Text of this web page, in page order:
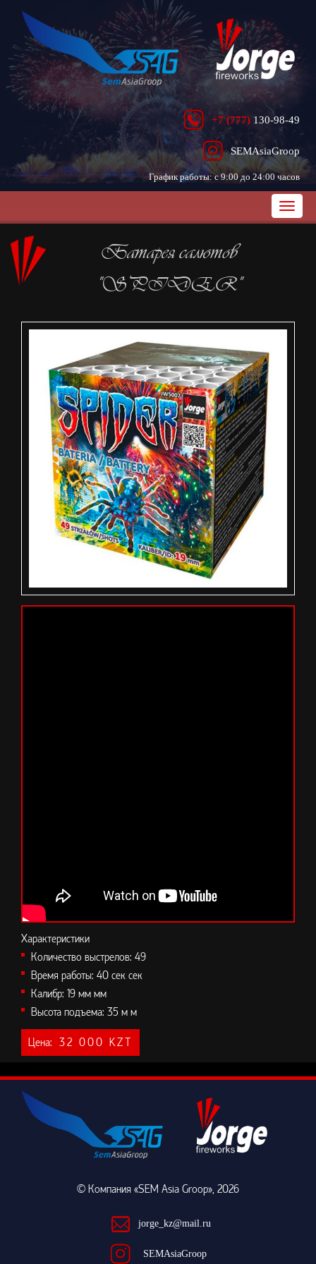
+7 (777)130-98-49
SEMAsiaGroop
График работы: с 9:00 до 24:00 часов
Батарея салютов
"SPIDER"
Характеристики
Количество выстрелов: 49
Время работы: 40 сек сек
Калибр: 19 мм мм
Высота подъема: 35 м м
Цена: 32 000 KZT
© Компания «SEM Asia Groop», 2026
jorge_kz@mail.ru
SEMAsiaGroop